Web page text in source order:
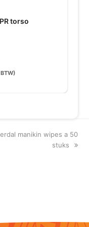
torso
manikin wipes a 50
stuks